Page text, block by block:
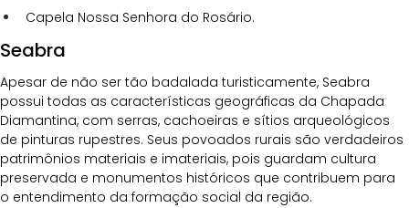
Capela Nossa Senhora do Rosário.
Seabra
Apesar de não ser tão badalada turisticamente, Seabra
possui todas as características geográficas da Chapada
Diamantina, com serras, cachoeiras e sítios arqueológicos
de pinturas rupestres. Seus povoados rurais são verdadeiros
patrimônios materiais e imateriais, pois guardam cultura
preservada e monumentos históricos que contribuem para
o entendimento da formação social da região.